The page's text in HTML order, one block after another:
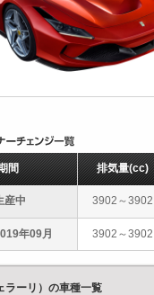
間 排気量(cc)
産中 3902～3902
年09月 3902～3902
ラーリ）の車種一覧